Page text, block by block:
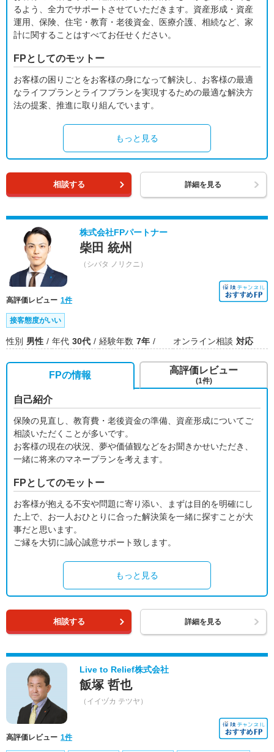
るよう、全力でサポートさせていただきます。資産形成・資産
運用、保険、住宅・教育・老後資金、医療介護、相続など、家
計に関することはすべてお任せください。
FPとしてのモットー
お客様の困りごとをお客様の身になって解決し、お客様の最適
なライフプランとライフプランを実現するための最適な解決方
法の提案、推進に取り組んでいます。
もっと見る
相談する 詳細を見る
株式会社FPパートナー
柴田 統州
（シバタ ノリクニ）
高評価レビュー 1件
接客態度がいい
性別 男性 年代 30代 経験年数 7年 オンライン相談 対応
FPの情報
自己紹介
保険の見直し、教育費・老後資金の準備、資産形成についてご
相談いただくことが多いです。
お客様の現在の状況、夢や価値観などをお聞きかせいただき、
一緒に将来のマネープランを考えます。
FPとしてのモットー
お客様が抱える不安や問題に寄り添い、まずは目的を明確にし
た上で、お一人おひとりに合った解決策を一緒に探すことが大
事だと思います。
ご縁を大切に誠心誠意サポート致します。
もっと見る
高評価レビュー
(1件)
相談する 詳細を見る
Live to Relief株式会社
飯塚 哲也
（イイヅカ テツヤ）
高評価レビュー 1件